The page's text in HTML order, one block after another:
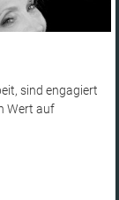
sind engagiert
Wert auf